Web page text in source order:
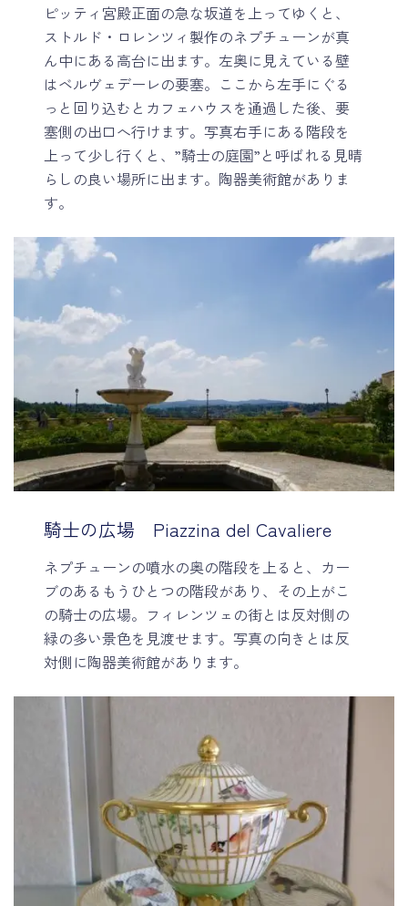
ピッティ宮殿正面の急な坂道を上ってゆくと、
ストルド・ロレンツィ製作のネプチューンが真
ん中にある高台に出ます。左奥に見えている壁
はベルヴェデーレの要塞。ここから左手にぐる
っと回り込むとカフェハウスを通過した後、要
塞側の出口へ行けます。写真右手にある階段を
上って少し行くと、”騎士の庭園”と呼ばれる見晴
らしの良い場所に出ます。陶器美術館がありま
す。
騎士の広場 Piazzina del Cavaliere
ネプチューンの噴水の奥の階段を上ると、カー
ブのあるもうひとつの階段があり、その上がこ
の騎士の広場。フィレンツェの街とは反対側の
緑の多い景色を見渡せます。写真の向きとは反
対側に陶器美術館があります。